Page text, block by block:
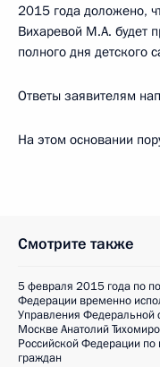
2015 года доложено,
Вихаревой М.А. будет
полного дня детского
Ответы заявителям
На этом основании
Смотрите также
5 февраля 2015 года по
Федерации временно
Управления Федеральной
Москве Анатолий
Российской Федерации
граждан